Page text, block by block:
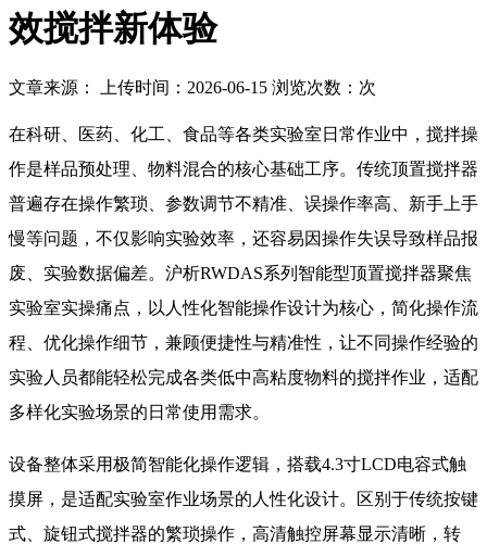
效搅拌新体验
文章来源： 上传时间：2026-06-15 浏览次数： 次
在科研、医药、化工、食品等各类实验室日常作业中，搅拌操
作是样品预处理、物料混合的核心基础工序。传统顶置搅拌器
普遍存在操作繁琐、参数调节不精准、误操作率高、新手上手
慢等问题，不仅影响实验效率，还容易因操作失误导致样品报
废、实验数据偏差。沪析RWDAS系列智能型顶置搅拌器聚焦
实验室实操痛点，以人性化智能操作设计为核心，简化操作流
程、优化操作细节，兼顾便捷性与精准性，让不同操作经验的
实验人员都能轻松完成各类低中高粘度物料的搅拌作业，适配
多样化实验场景的日常使用需求。
设备整体采用极简智能化操作逻辑，搭载4.3寸LCD电容式触
摸屏，是适配实验室作业场景的人性化设计。区别于传统按键
式、旋钮式搅拌器的繁琐操作，高清触控屏幕显示清晰，转